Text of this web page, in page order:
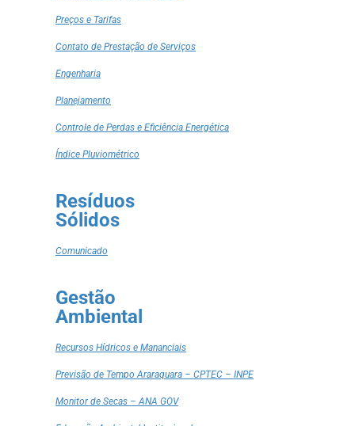
Preços e Tarifas
Contato de Prestação de Serviços
Engenharia
Planejamento
Controle de Perdas e Eficiência Energética
Índice Pluviométrico
Resíduos
Sólidos
Comunicado
Gestão
Ambiental
Recursos Hídricos e Mananciais
Previsão de Tempo Araraquara – CPTEC – INPE
Monitor de Secas – ANA GOV